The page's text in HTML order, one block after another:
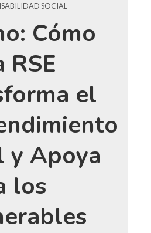
SOCIAL
Cómo
RSE
el
y Apoya
los